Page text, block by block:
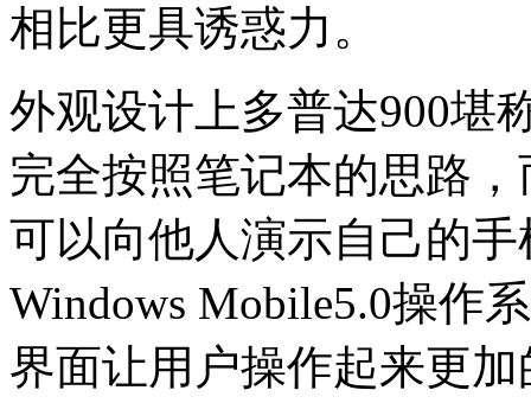
相比更具诱惑力。
外观设计上多普达900堪
完全按照笔记本的思路
可以向他人演示自己的
Windows Mobile5.0操作
界面让用户操作起来更